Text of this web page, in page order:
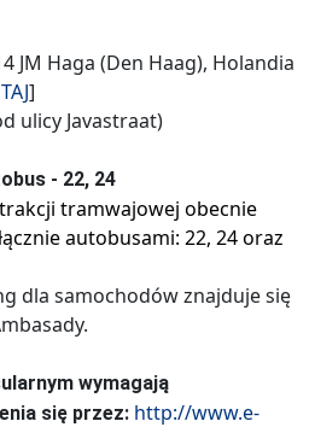
JM Haga (Den Haag), Holandia
]
ulicy Javastraat)
- 22, 24
tramwajowej obecnie
autobusami: 22, 24 oraz
dla samochodów znajduje się
wymagają
się przez: http://www.e-